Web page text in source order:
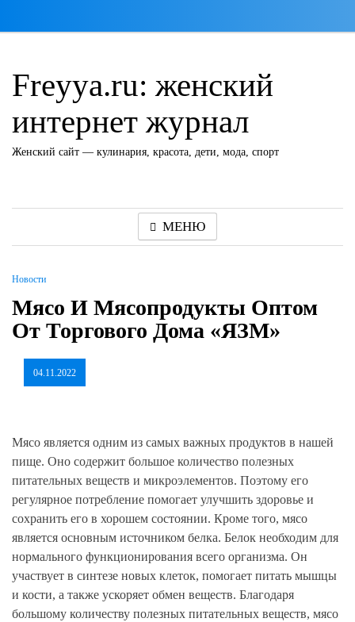
Freyya.ru: женский
интернет журнал
Женский сайт — кулинария, красота, дети, мода, спорт
МЕНЮ
Новости
Мясо И Мясопродукты Оптом
От Торгового Дома «ЯЗМ»
04.11.2022
Мясо является одним из самых важных продуктов в нашей
пище. Оно содержит большое количество полезных
питательных веществ и микроэлементов. Поэтому его
регулярное потребление помогает улучшить здоровье и
сохранить его в хорошем состоянии. Кроме того, мясо
является основным источником белка. Белок необходим для
нормального функционирования всего организма. Он
участвует в синтезе новых клеток, помогает питать мышцы
и кости, а также ускоряет обмен веществ. Благодаря
большому количеству полезных питательных веществ, мясо